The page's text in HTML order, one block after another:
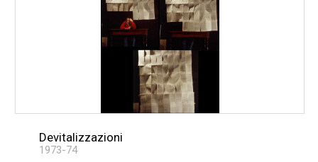
Devitalizzazioni
1973-74